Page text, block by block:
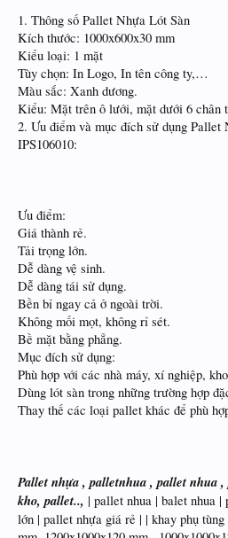
1. Thông số Pallet Nhựa Lót Sàn
Kích thước: 1000x600x30 mm
Kiểu loại: 1 mặt
Tùy chọn: In Logo, In tên công ty,…
Màu sắc: Xanh dương.
Kiểu: Mặt trên ô lưới, mặt dưới 6 chân
2. Ưu điểm và mục đích sử dụng Pallet
IPS106010:
Ưu điểm:
Giá thành rẻ.
Tải trọng lớn.
Dễ dàng vệ sinh.
Dễ dàng tái sử dụng.
Bền bỉ ngay cả ở ngoài trời.
Không mối mọt, không rỉ sét.
Bề mặt bằng phẳng.
Mục đích sử dụng:
Phù hợp với các nhà máy, xí nghiệp,
Dùng lót sàn trong những trường hợp
Thay thế các loại pallet khác để phù
Pallet nhựa , palletnhua , pallet nhua
kho, pallet.., | pallet nhua | balet nhua
lớn | pallet nhựa giá rẻ | | khay phụ tùng